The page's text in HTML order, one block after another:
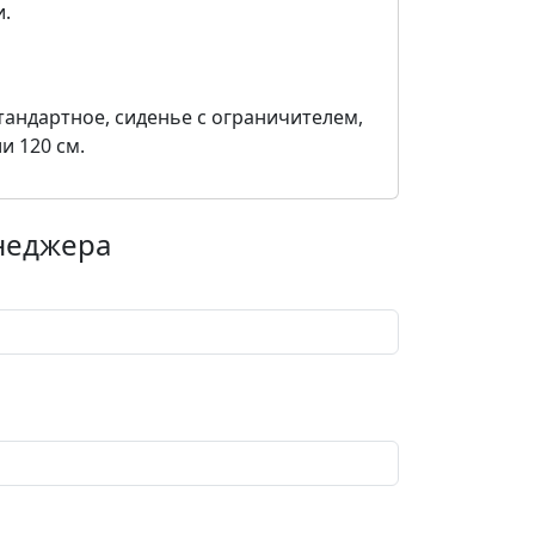
сиденье с ограничителем,
120 см.